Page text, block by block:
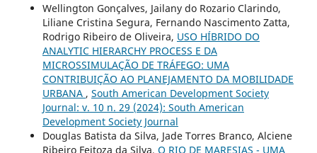
Wellington Gonçalves, Jailany do Rozario Clarindo,
Liliane Cristina Segura, Fernando Nascimento Zatta,
Rodrigo Ribeiro de Oliveira, USO HÍBRIDO DO
ANALYTIC HIERARCHY PROCESS E DA
MICROSSIMULAÇÃO DE TRÁFEGO: UMA
CONTRIBUIÇÃO AO PLANEJAMENTO DA MOBILIDADE
URBANA , South American Development Society
Journal: v. 10 n. 29 (2024): South American
Development Society Journal
Douglas Batista da Silva, Jade Torres Branco, Alciene
Ribeiro Feitoza da Silva, O RIO DE MARESIAS - UMA